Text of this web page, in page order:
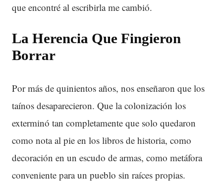
que encontré al escribirla me cambió.
La Herencia Que Fingieron
Borrar
Por más de quinientos años, nos enseñaron que los
taínos desaparecieron. Que la colonización los
exterminó tan completamente que solo quedaron
como nota al pie en los libros de historia, como
decoración en un escudo de armas, como metáfora
conveniente para un pueblo sin raíces propias.